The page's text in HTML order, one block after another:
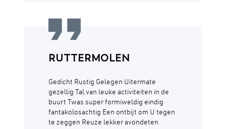
RUTTERMOLEN
Gedicht Rustig Gelegen Uitermate
gezellig Tal van leuke activiteiten in de
buurt Twas super formiweldig eindig
fantakolosachtig Een ontbijt om U tegen
te zeggen Reuze lekker avondeten